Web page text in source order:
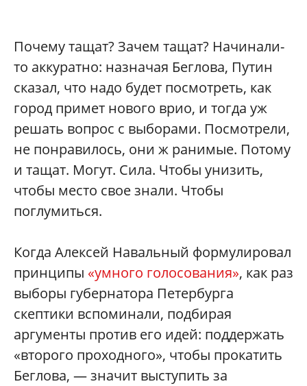
Почему тащат? Зачем тащат? Начинали-
то аккуратно: назначая Беглова, Путин
сказал, что надо будет посмотреть, как
город примет нового врио, и тогда уж
решать вопрос с выборами. Посмотрели,
не понравилось, они ж ранимые. Потому
и тащат. Могут. Сила. Чтобы унизить,
чтобы место свое знали. Чтобы
поглумиться.
Когда Алексей Навальный формулировал
принципы «умного голосования», как раз
выборы губернатора Петербурга
скептики вспоминали, подбирая
аргументы против его идей: поддержать
«второго проходного», чтобы прокатить
Беглова, — значит выступить за